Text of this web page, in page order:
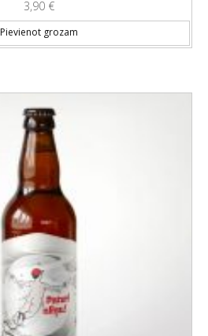
3,90 €
Pievienot grozam